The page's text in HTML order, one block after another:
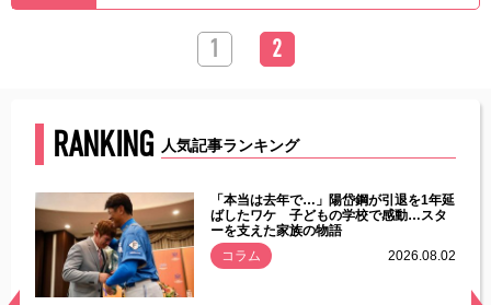
1 2
RANKING 人気記事ランキング
「本当は去年で…」陽岱鋼が引退を1年延
ばしたワケ 子どもの学校で感動…スタ
ーを支えた家族の物語
コラム
2026.08.02